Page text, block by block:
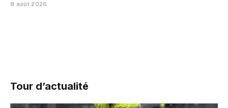
8 août 2026
Tour d’actualité